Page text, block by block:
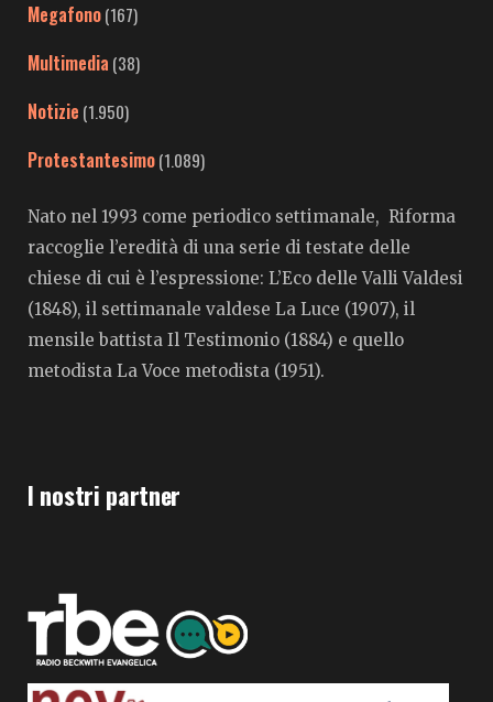
Megafono(167)
Multimedia (38)
Notizie (1.950)
Protestantesimo(1.089)
Nato nel 1993 come periodico settimanale, Riforma
raccoglie l’eredità di una serie di testate delle
chiese di cui è l’espressione: L’Eco delle Valli Valdesi
(1848), il settimanale valdese La Luce (1907), il
mensile battista Il Testimonio (1884) e quello
metodista La Voce metodista (1951).
I nostri partner